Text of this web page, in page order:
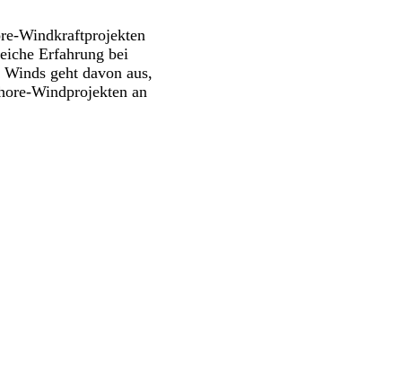
Windkraftprojekten
Erfahrung bei
geht davon aus,
Windprojekten an